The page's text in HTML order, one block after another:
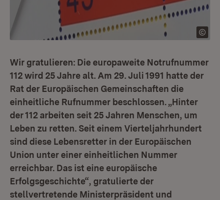
Wir gratulieren: Die europaweite Notrufnummer
112 wird 25 Jahre alt. Am 29. Juli 1991 hatte der
Rat der Europäischen Gemeinschaften die
einheitliche Rufnummer beschlossen. „Hinter
der 112 arbeiten seit 25 Jahren Menschen, um
Leben zu retten. Seit einem Vierteljahrhundert
sind diese Lebensretter in der Europäischen
Union unter einer einheitlichen Nummer
erreichbar. Das ist eine europäische
Erfolgsgeschichte“, gratulierte der
stellvertretende Ministerpräsident und